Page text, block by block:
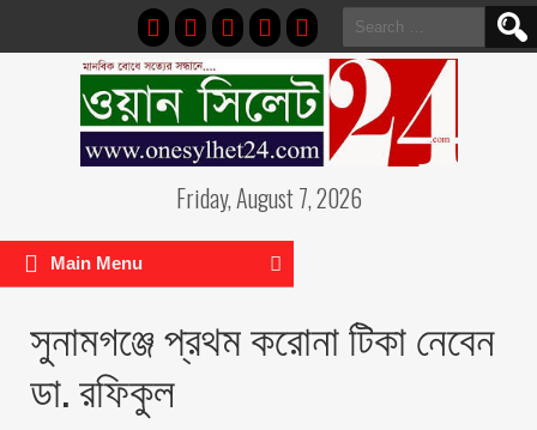
Search
for:
Friday, August 7, 2026
Main Menu
সুনামগঞ্জে প্রথম করোনা টিকা নেবেন
ডা. রফিকুল